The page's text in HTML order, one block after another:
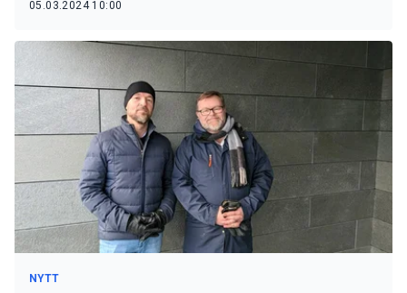
05.03.2024 10:00
NYTT